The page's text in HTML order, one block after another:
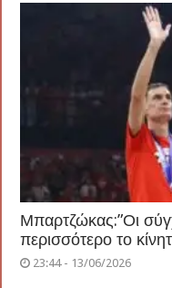
Μπαρτζώκας:”Οι
περισσότερο το
23:44 - 13/06/2026